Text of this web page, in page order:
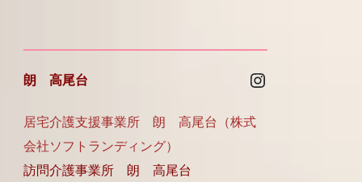
朗 高尾台 Instagram
居宅介護支援事業所 朗 高尾台（株式
会社ソフトランディング）
訪問介護事業所 朗 高尾台